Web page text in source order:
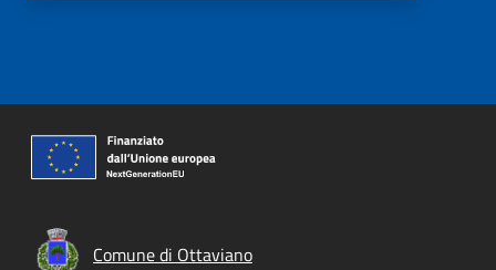
Comune di Ottaviano